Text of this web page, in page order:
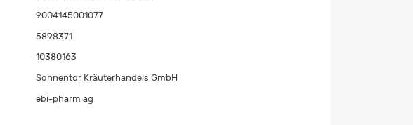
9004145001077
5898371
10380163
Sonnentor Kräuterhandels GmbH
ebi-pharm ag